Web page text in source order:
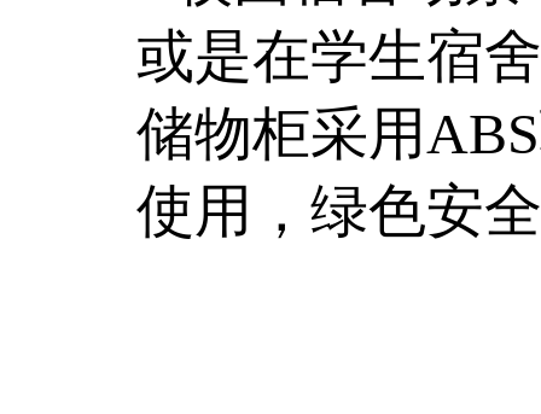
或是在学生宿
储物柜采用
使用，绿色安